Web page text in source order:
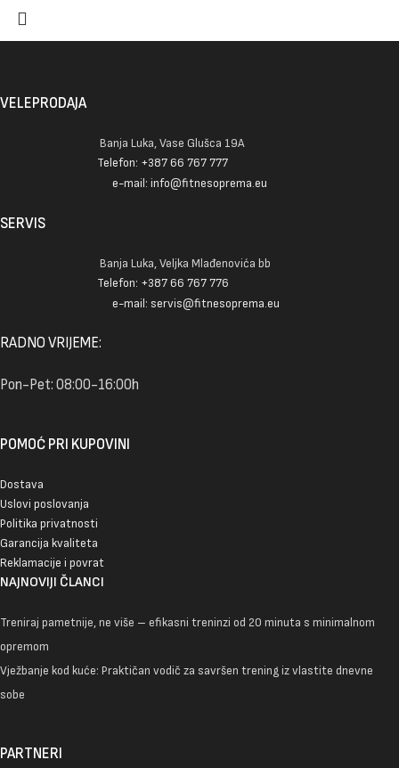
VELEPRODAJA
Banja Luka, Vase Glušca 19A
Telefon: +387 66 767 777
e-mail: info@fitnesoprema.eu
SERVIS
Banja Luka, Veljka Mlađenovića bb
Telefon: +387 66 767 776
e-mail: servis@fitnesoprema.eu
RADNO VRIJEME:
Pon-Pet: 08:00-16:00h
POMOĆ PRI KUPOVINI
Dostava
Uslovi poslovanja
Politika privatnosti
Garancija kvaliteta
Reklamacije i povrat
NAJNOVIJI ČLANCI
Treniraj pametnije, ne više – efikasni treninzi od 20 minuta s minimalnom
opremom
Vježbanje kod kuće: Praktičan vodič za savršen trening iz vlastite dnevne
sobe
PARTNERI